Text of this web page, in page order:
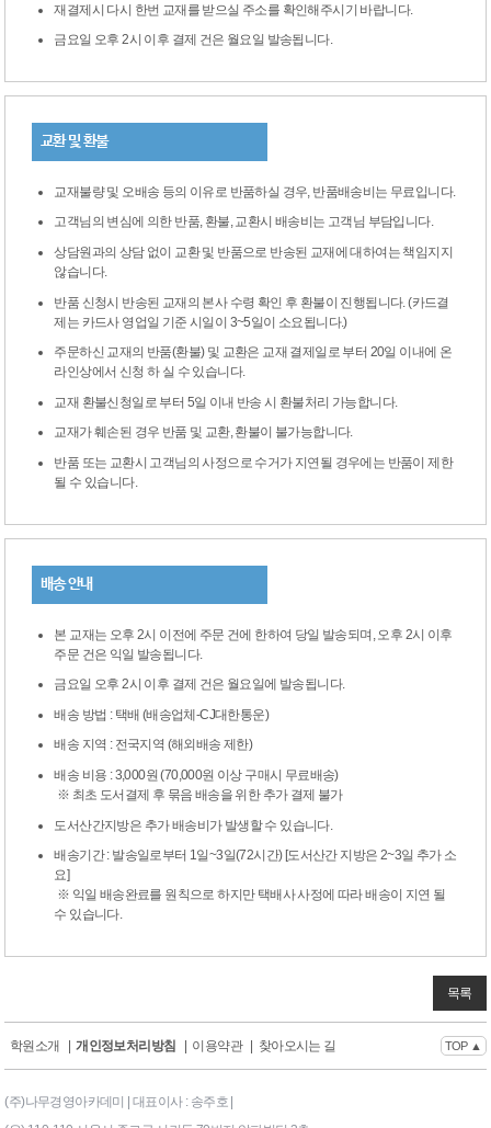
재결제시 다시 한번 교재를 받으실 주소를 확인해주시기 바랍니다.
금요일 오후 2시 이후 결제 건은 월요일 발송됩니다.
교환 및 환불
교재불량 및 오배송 등의 이유로 반품하실 경우, 반품배송비는 무료입니다.
고객님의 변심에 의한 반품, 환불, 교환시 배송비는 고객님 부담입니다.
상담원과의 상담 없이 교환 및 반품으로 반송된 교재에 대하여는 책임지지
않습니다.
반품 신청시 반송된 교재의 본사 수령 확인 후 환불이 진행됩니다. (카드결
제는 카드사 영업일 기준 시일이 3~5일이 소요됩니다.)
주문하신 교재의 반품(환불) 및 교환은 교재 결제일로 부터 20일 이내에 온
라인상에서 신청 하 실 수 있습니다.
교재 환불신청일로 부터 5일 이내 반송 시 환불처리 가능합니다.
교재가 훼손된 경우 반품 및 교환, 환불이 불가능합니다.
반품 또는 교환시 고객님의 사정으로 수거가 지연될 경우에는 반품이 제한
될 수 있습니다.
배송 안내
본 교재는 오후 2시 이전에 주문 건에 한하여 당일 발송되며, 오후 2시 이후
주문 건은 익일 발송됩니다.
금요일 오후 2시 이후 결제 건은 월요일에 발송됩니다.
배송 방법 : 택배 (배송업체-CJ대한통운)
배송 지역 : 전국지역 (해외배송 제한)
배송 비용 : 3,000원 (70,000원 이상 구매시 무료배송)
※ 최초 도서결제 후 묶음 배송을 위한 추가 결제 불가
도서산간지방은 추가 배송비가 발생할 수 있습니다.
배송기간 : 발송일로부터 1일~3일(72시간) [도서산간 지방은 2~3일 추가 소
요]
※ 익일 배송완료를 원칙으로 하지만 택배사 사정에 따라 배송이 지연 될
수 있습니다.
목록
학원소개 개인정보처리방침 이용약관 찾아오시는 길 TOP ▲
(주)나무경영아카데미 | 대표이사 : 송주호 |